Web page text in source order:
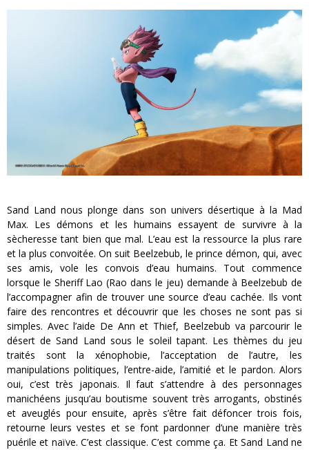
Sand Land nous plonge dans son univers désertique à la Mad
Max. Les démons et les humains essayent de survivre à la
sècheresse tant bien que mal. L’eau est la ressource la plus rare
et la plus convoitée. On suit Beelzebub, le prince démon, qui, avec
ses amis, vole les convois d’eau humains. Tout commence
lorsque le Sheriff Lao (Rao dans le jeu) demande à Beelzebub de
l’accompagner afin de trouver une source d’eau cachée. Ils vont
faire des rencontres et découvrir que les choses ne sont pas si
simples. Avec l’aide De Ann et Thief, Beelzebub va parcourir le
désert de Sand Land sous le soleil tapant. Les thèmes du jeu
traités sont la xénophobie, l’acceptation de l’autre, les
manipulations politiques, l’entre-aide, l’amitié et le pardon. Alors
oui, c’est très japonais. Il faut s’attendre à des personnages
manichéens jusqu’au boutisme souvent très arrogants, obstinés
et aveuglés pour ensuite, après s’être fait défoncer trois fois,
retourne leurs vestes et se font pardonner d’une manière très
puérile et naïve. C’est classique. C’est comme ça. Et Sand Land ne